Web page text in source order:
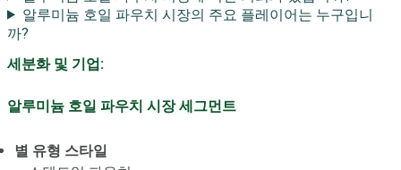
알루미늄 호일 파우치 시장의 주요 플레이어는 누구입니
까?
세분화 및 기업:
알루미늄 호일 파우치 시장 세그먼트
별 유형 스타일